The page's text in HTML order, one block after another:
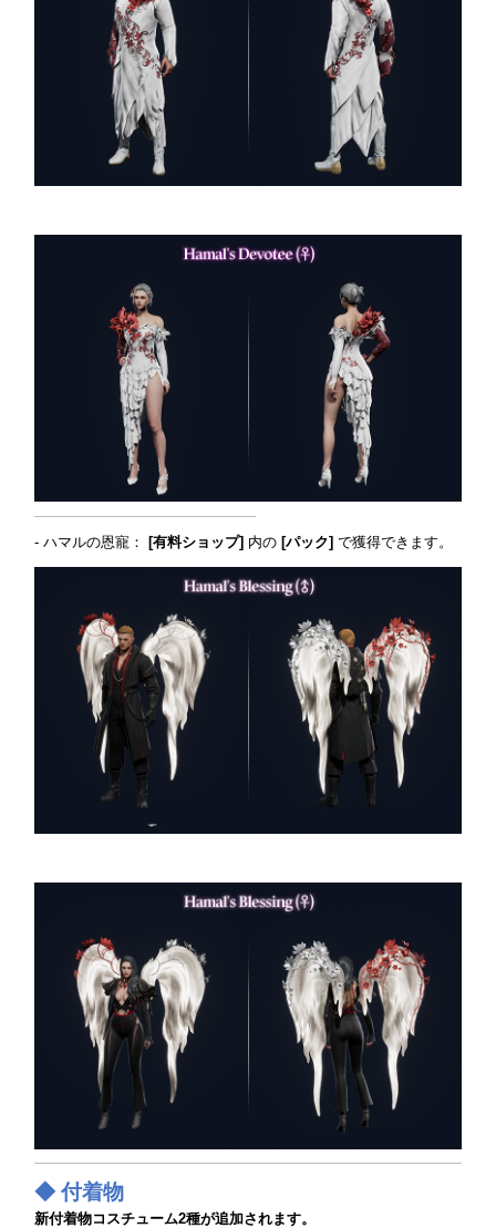
- ハマルの恩寵： [有料ショップ] 内の [パック] で獲得できます。
◆ 付着物
新付着物コスチューム2種が追加されます。